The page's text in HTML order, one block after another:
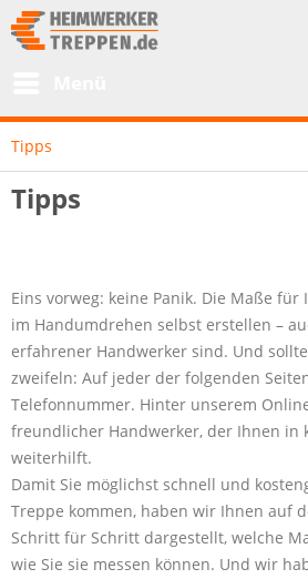
Tipps
Tipps
Eins vorweg: keine Panik. Die Maße für
im Handumdrehen selbst erstellen –
erfahrener Handwerker sind. Und
zweifeln: Auf jeder der folgenden
Telefonnummer. Hinter unserem
freundlicher Handwerker, der Ihnen in
weiterhilft.
Damit Sie möglichst schnell und
Treppe kommen, haben wir Ihnen auf
Schritt für Schritt dargestellt, welche
wie Sie sie messen können. Und wir